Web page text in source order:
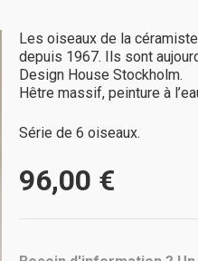
Les oiseaux de la
depuis 1967. Ils sont
Design House Stockholm.
Hêtre massif, peinture à
Série de 6 oiseaux.
96,00 €